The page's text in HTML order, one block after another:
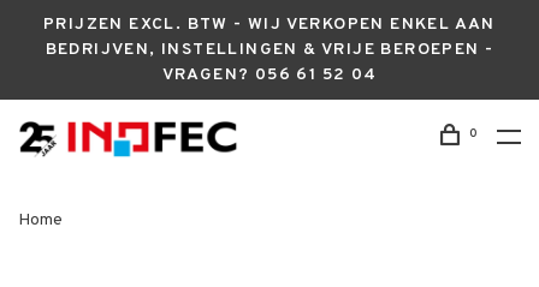
PRIJZEN EXCL. BTW - WIJ VERKOPEN ENKEL AAN
BEDRIJVEN, INSTELLINGEN & VRIJE BEROEPEN -
VRAGEN? 056 61 52 04
0
Home